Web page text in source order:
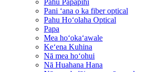
Pahu Papapihi
Pani ʻana o ka fiber optical
Pahu Hoʻolaha Optical
Papa
Mea hoʻokaʻawale
Keʻena Kuhina
Nā mea hoʻohui
Nā Huahana Hana